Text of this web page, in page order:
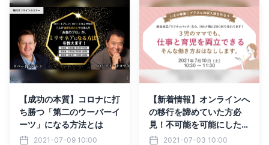
【成功の本質】コロナに打
ち勝つ「第二のウーバーイ
ーツ」になる方法とは
2021-07-09 10:00
【新着情報】オンラインへ
の移行を諦めていた方必
見！不可能を可能にした方
法とは！？
2021-07-03 10:00